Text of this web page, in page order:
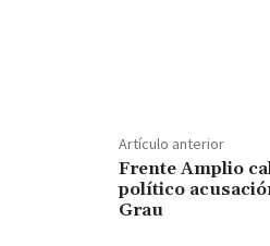
Artículo anterior
Frente Amplio
político
Grau